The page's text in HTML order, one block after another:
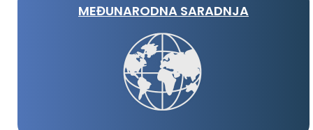
MEĐUNARODNA SARADNJA